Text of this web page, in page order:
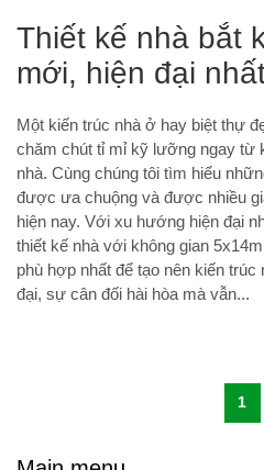
Thiết kế nhà bắt
mới, hiện đại
Một kiến trúc nhà ở hay biệt thự
chăm chút tỉ mỉ kỹ lưỡng ngay từ
nhà. Cùng chúng tôi tìm hiểu
được ưa chuộng và được nhiều
hiện nay. Với xu hướng hiện đại
thiết kế nhà với không gian
phù hợp nhất để tạo nên kiến
đại, sự cân đối hài hòa mà vẫn...
1